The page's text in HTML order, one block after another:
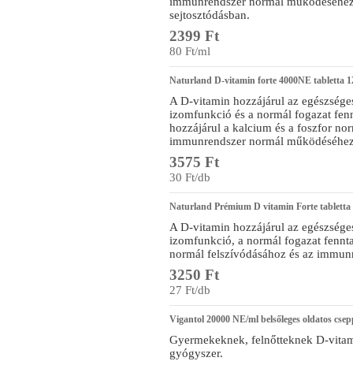
sejtosztódásban.
2399 Ft
80 Ft/ml
Naturland D-vitamin forte 4000NE tabletta
A D-vitamin hozzájárul az
izomfunkció és a normál fogazat
hozzájárul a kalcium és a foszfor
immunrendszer normál
3575 Ft
30 Ft/db
Naturland Prémium D vitamin Forte tabletta
A D-vitamin hozzájárul az
izomfunkció, a normál fogazat
normál felszívódásához és az
3250 Ft
27 Ft/db
Vigantol 20000 NE/ml belsőleges oldatos
Gyermekeknek, felnőtteknek D-
gyógyszer.